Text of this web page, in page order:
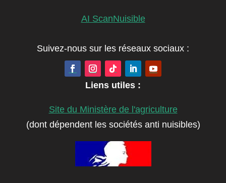
AI ScanNuisible
Suivez-nous sur les réseaux sociaux :
Liens utiles :
Site du Ministère de l'agriculture
(dont dépendent les sociétés anti nuisibles)